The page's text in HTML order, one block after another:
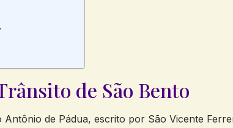
de São Bento
de Pádua, escrito por São Vicente